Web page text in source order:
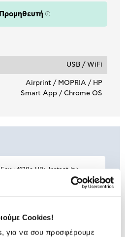
Cookies!
για να σου προσφέρουμε
Πληροφορίες
USB / WiFi
Airprint / MOPRIA / HP
Smart App / Chrome OS
Envy 6120e HP+ Instant Ink